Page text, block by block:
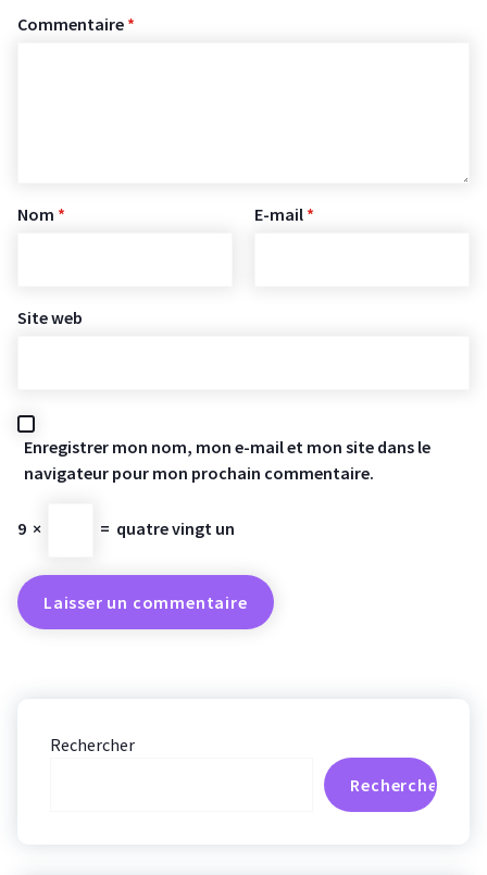
Commentaire *
Nom * E-mail *
Site web
Enregistrer mon nom, mon e-mail et mon site dans le
navigateur pour mon prochain commentaire.
9 × = quatre vingt un
Rechercher
Rechercher